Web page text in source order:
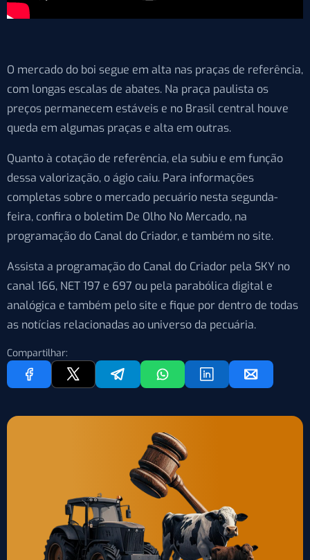
O mercado do boi segue em alta nas praças de referência,
com longas escalas de abates. Na praça paulista os
preços permanecem estáveis e no Brasil central houve
queda em algumas praças e alta em outras.
Quanto à cotação de referência, ela subiu e em função
dessa valorização, o ágio caiu. Para informações
completas sobre o mercado pecuário nesta segunda-
feira, confira o boletim De Olho No Mercado, na
programação do Canal do Criador, e também no site.
Assista a programação do Canal do Criador pela SKY no
canal 166, NET 197 e 697 ou pela parabólica digital e
analógica e também pelo site e fique por dentro de todas
as notícias relacionadas ao universo da pecuária.
Compartilhar: